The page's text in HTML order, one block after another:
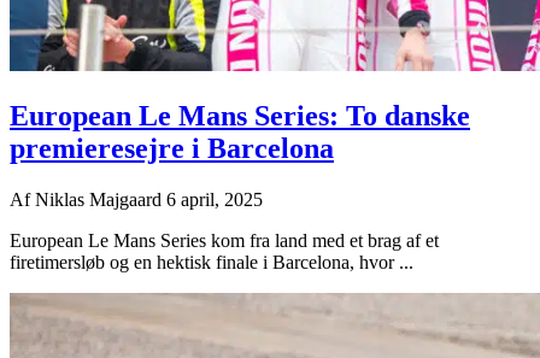
European Le Mans Series: To danske
premieresejre i Barcelona
AfNiklas Majgaard 6 april, 2025
European Le Mans Series kom fra land med et brag af et
firetimersløb og en hektisk finale i Barcelona, hvor ...